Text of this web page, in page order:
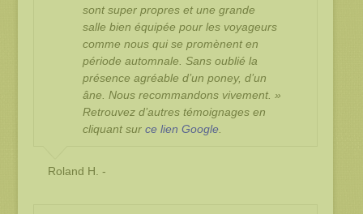
sont super propres et une grande
salle bien équipée pour les voyageurs
comme nous qui se promènent en
période automnale. Sans oublié la
présence agréable d’un poney, d’un
âne. Nous recommandons vivement. »
Retrouvez d’autres témoignages en
cliquant sur ce lien Google.
Roland H. -